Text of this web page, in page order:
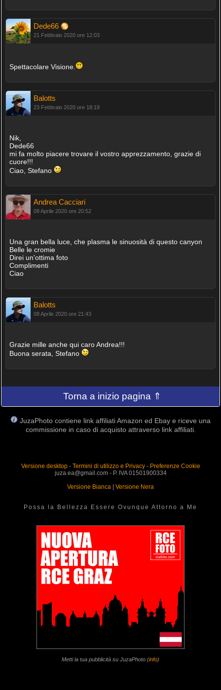
Dede66
21 Febbraio 2020 ore 12:03
Spettacolare Visione.
Balotts
23 Febbraio 2020 ore 18:19
Nik,
Dede66
mi fa molto piacere trovare il vostro apprezzamento, grazie di
cuore!!!
Ciao, Stefano
Andrea Cacciari
08 Aprile 2020 ore 20:52
Una gran bella luce, che plasma le sinuosità di questo canyon
Belle le cromie
Direi un'ottima foto
Complimenti
Ciao
Balotts
08 Aprile 2020 ore 21:43
Grazie mille anche qui caro Andrea!!!
Buona serata, Stefano
Torna a inizio pagina ⇑
JuzaPhoto contiene link affiliati Amazon ed Ebay e riceve una
commissione in caso di acquisto attraverso link affiliati.
Versione desktop- Termini di utilizzo e Privacy- Preferenze Cookie
juza.ea@gmail.com - P. IVA 01501900334
Versione Bianca
Versione Nera
Possa la Bellezza Essere Ovunque Attorno a Me
Metti la tua pubblicità su JuzaPhoto (info)